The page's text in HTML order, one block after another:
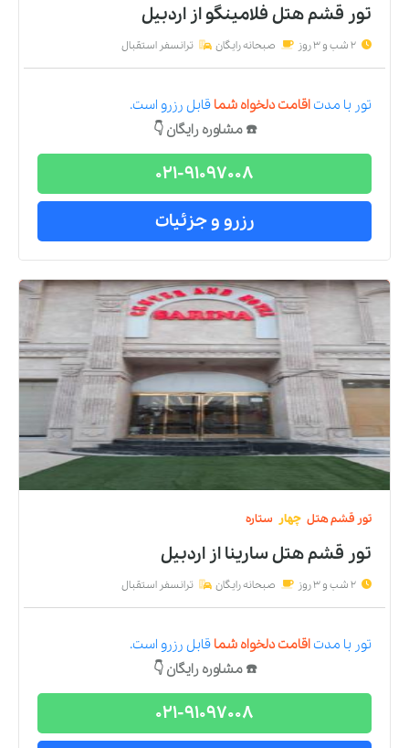
تور قشم هتل فلامینگواز اردبیل
2 شب و 3 روز صبحانه رایگان ترانسفر استقبال
تور با مدتاقامت دلخواه شما قابل رزرو است.
☎️ مشاوره رایگان 👇
021-91097008
رزرو و جزئیات
تور قشمهتل چهار ستاره
تور قشم هتل سارینااز اردبیل
2 شب و 3 روز صبحانه رایگان ترانسفر استقبال
تور با مدتاقامت دلخواه شما قابل رزرو است.
☎️ مشاوره رایگان 👇
021-91097008